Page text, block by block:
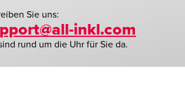
Sie uns:
inkl.com
rund um die Uhr für Sie da.